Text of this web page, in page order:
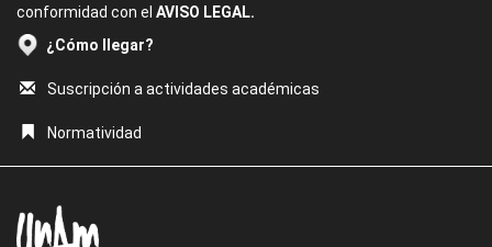
conformidad con el AVISO LEGAL.
¿Cómo llegar?
Suscripción a actividades académicas
Normatividad